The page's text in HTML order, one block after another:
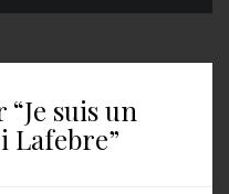
“Je suis un
Lafebre”